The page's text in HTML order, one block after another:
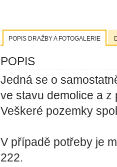
POPIS DRAŽBY A FOTOGALERIE
POPIS
Jedná se o
ve stavu demolice a
Veškeré pozemky
V případě potřeby je
222.